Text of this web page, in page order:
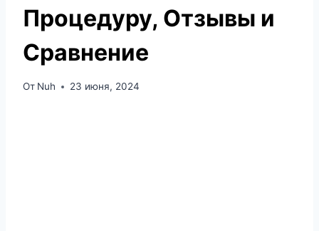
Процедуру, Отзывы и
Сравнение
От Nuh 23 июня, 2024